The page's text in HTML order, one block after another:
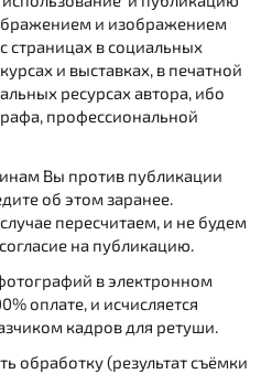
и изображением
страницах в социальных
и выставках, в печатной
ресурсах автора, ибо
профессиональной
Вы против публикации
об этом заранее.
пересчитаем, и не будем
на публикацию.
в электронном
оплате, и исчисляется
кадров для ретуши.
обработку (результат съёмки